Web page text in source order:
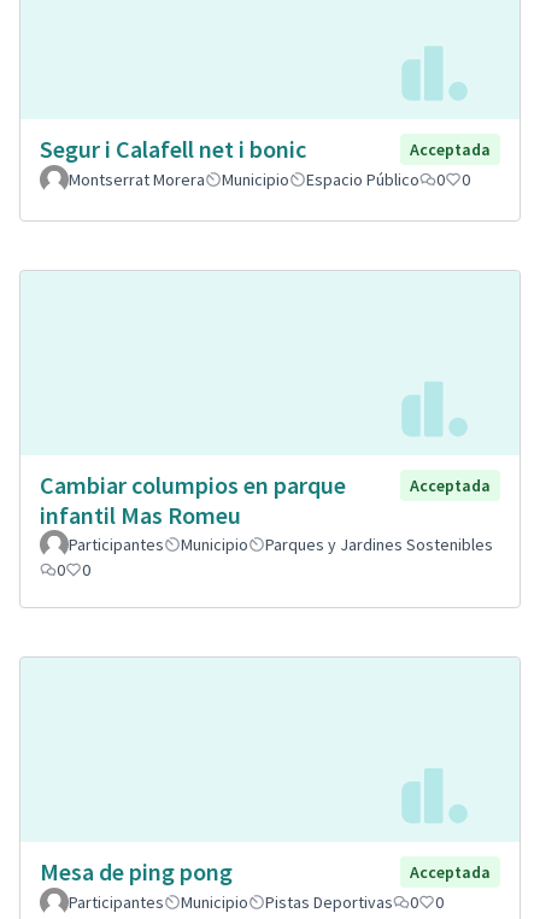
Segur i Calafell net i bonic
Acceptada
Montserrat Morera
Municipio Espacio Público 0 0
Cambiar columpios en parque
infantil Mas Romeu
Acceptada
Participantes Municipio
Parques y Jardines Sostenibles
0
0
Mesa de ping pong
Acceptada
Participantes
Municipio Pistas Deportivas 0 0